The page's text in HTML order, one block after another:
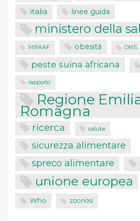
italia linee guida
ministero della
MIPAAF obesità OMS
peste suina africana
rapporto
Regione
Romagna
ricerca salute
sicurezza alimentare
spreco alimentare
unione europea
Who zoonosi